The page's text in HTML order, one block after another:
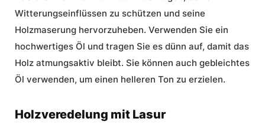
Witterungseinflüssen zu schützen und seine
Holzmaserung hervorzuheben. Verwenden Sie ein
hochwertiges Öl und tragen Sie es dünn auf, damit das
Holz atmungsaktiv bleibt. Sie können auch gebleichtes
Öl verwenden, um einen helleren Ton zu erzielen.
Holzveredelung mit Lasur